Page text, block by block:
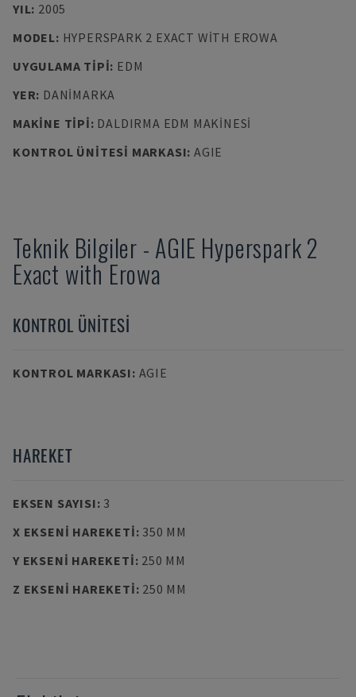
YIL: 2005
MODEL: HYPERSPARK 2 EXACT WITH EROWA
UYGULAMA TIPI: EDM
YER: DANIMARKA
MAKINE TIPI: DALDIRMA EDM MAKINESI
KONTROL ÜNITESI MARKASI: AGIE
Teknik Bilgiler - AGIE Hyperspark 2
Exact with Erowa
KONTROL ÜNITESI
KONTROL MARKASI: AGIE
HAREKET
EKSEN SAYISI: 3
X EKSENI HAREKETI: 350 MM
Y EKSENI HAREKETI: 250 MM
Z EKSENI HAREKETI: 250 MM